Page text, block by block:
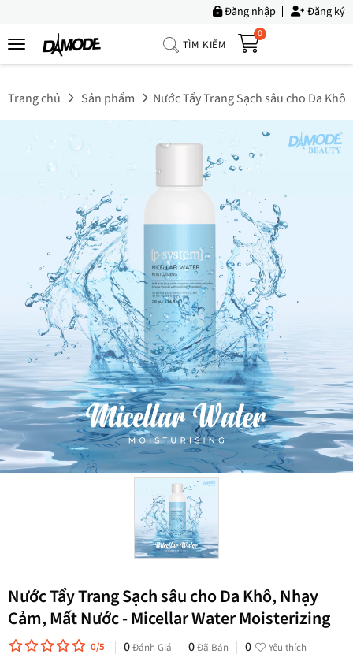
Đăng nhập Đăng ký
TÌM KIẾM
0
Trang
Chúng
Sưu
Trang chủ Sản phẩm Nước Tẩy Trang Sạch sâu cho Da
Nước Tẩy Trang Sạch sâu cho Da Khô, Nhạy
Cảm, Mất Nước - Micellar Water Moisterizing
0/5 0Đánh Giá 0Đã Bán 0 Yêu thích